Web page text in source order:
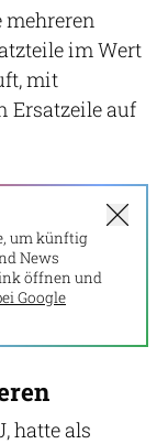
mehreren
im Wert
mit
Ersatzeile auf
um künftig
News
öffnen und
Google
hatte als